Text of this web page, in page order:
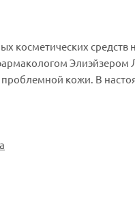
косметических средств
Элиэйзером
проблемной кожи. В